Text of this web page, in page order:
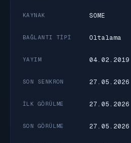
KAYNAK SOME
BAĞLANTI TIPI Oltalama
YAYIM
SON SENKRON
İLK GÖRÜLME
SON GÖRÜLME